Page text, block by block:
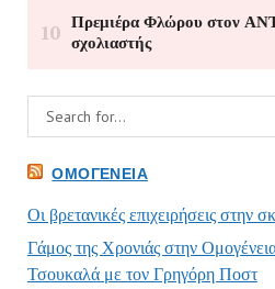
ΟΜΟΓΈΝΕΙΑ
Οι βρετανικές επιχειρήσεις στην
Γάμος της Χρονιάς στην
Τσουκαλά με τον Γρηγόρη Ποστ